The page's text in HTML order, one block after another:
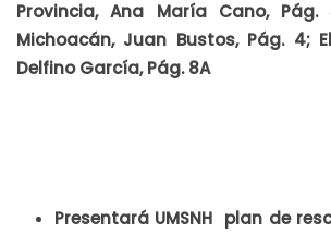
Provincia, Ana María Cano,
Michoacán, Juan Bustos, Pág. 4;
Delfino García, Pág. 8A
Presentará UMSNH plan de